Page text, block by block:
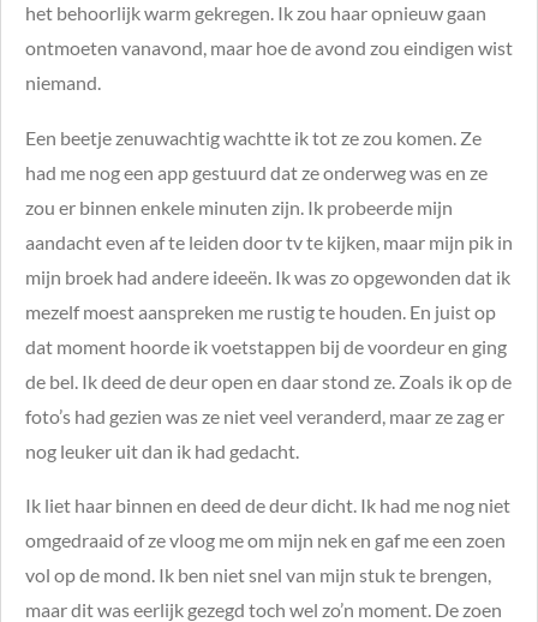
het behoorlijk warm gekregen. Ik zou haar opnieuw gaan
ontmoeten vanavond, maar hoe de avond zou eindigen wist
niemand.
Een beetje zenuwachtig wachtte ik tot ze zou komen. Ze
had me nog een app gestuurd dat ze onderweg was en ze
zou er binnen enkele minuten zijn. Ik probeerde mijn
aandacht even af te leiden door tv te kijken, maar mijn pik in
mijn broek had andere ideeën. Ik was zo opgewonden dat ik
mezelf moest aanspreken me rustig te houden. En juist op
dat moment hoorde ik voetstappen bij de voordeur en ging
de bel. Ik deed de deur open en daar stond ze. Zoals ik op de
foto’s had gezien was ze niet veel veranderd, maar ze zag er
nog leuker uit dan ik had gedacht.
Ik liet haar binnen en deed de deur dicht. Ik had me nog niet
omgedraaid of ze vloog me om mijn nek en gaf me een zoen
vol op de mond. Ik ben niet snel van mijn stuk te brengen,
maar dit was eerlijk gezegd toch wel zo’n moment. De zoen